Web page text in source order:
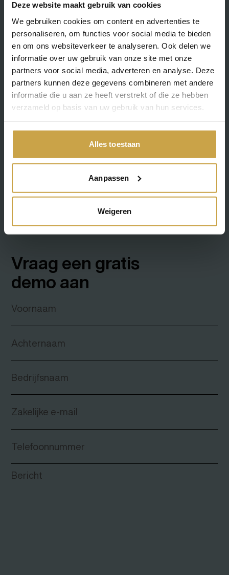
Deze website maakt gebruik van cookies
We gebruiken cookies om content en advertenties te
personaliseren, om functies voor social media te bieden
en om ons websiteverkeer te analyseren. Ook delen we
informatie over uw gebruik van onze site met onze
partners voor social media, adverteren en analyse. Deze
partners kunnen deze gegevens combineren met andere
informatie die u aan ze heeft verstrekt of die ze hebben
verzameld op basis van uw gebruik van hun services.
Alles toestaan
Aanpassen
Weigeren
Organisaties die VMware gebruiken of overwegen
Teams die grip willen op kosten, security en
compliance
VCF 9 zelf ervaren en zien
organisatie?
Neem direct contact op of vul het formulier hieronder
088 422 7228
Vraag een gratis
demo aan